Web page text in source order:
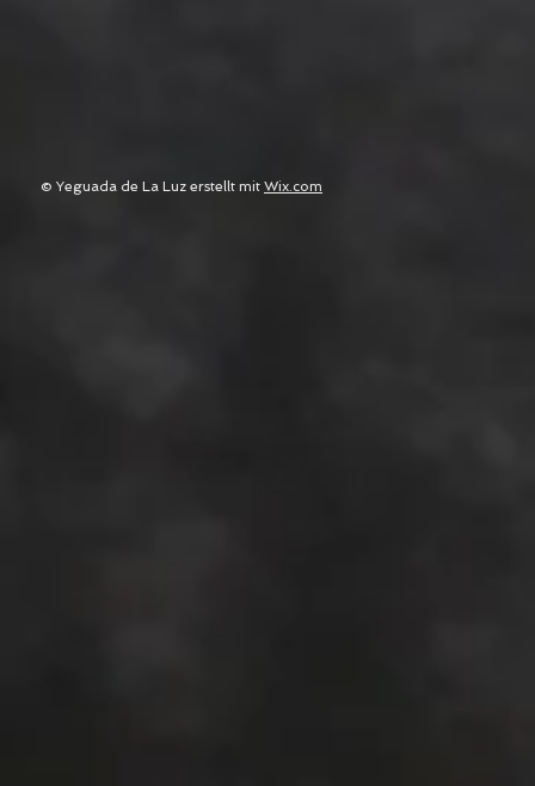
© Yeguada de La Luz erstellt mit Wix.com